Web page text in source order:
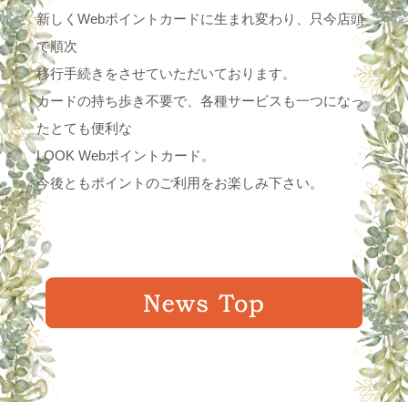
新しくWebポイントカードに生まれ変わり、只今店頭
で順次
移行手続きをさせていただいております。
カードの持ち歩き不要で、各種サービスも一つになっ
たとても便利な
LOOK Webポイントカード。
今後ともポイントのご利用をお楽しみ下さい。